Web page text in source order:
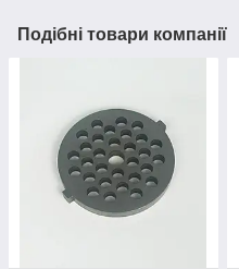
Подібні товари компанії